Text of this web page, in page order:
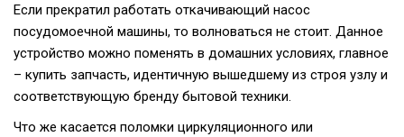
Если прекратил работать откачивающий насос
посудомоечной машины, то волноваться не стоит. Данное
устройство можно поменять в домашних условиях, главное
– купить запчасть, идентичную вышедшему из строя узлу и
соответствующую бренду бытовой техники.
Что же касается поломки циркуляционного или